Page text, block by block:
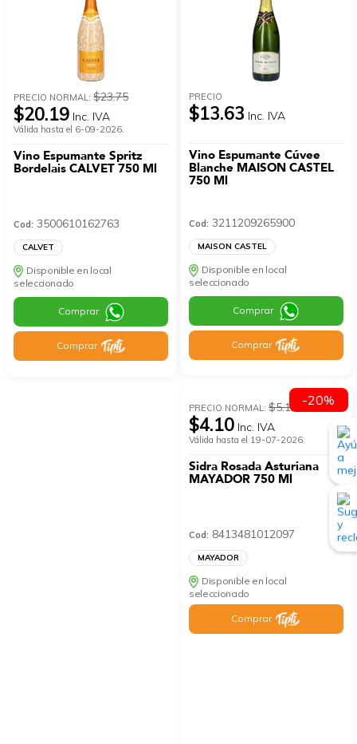
PRECIO NORMAL:$23.75
$20.19 Inc. IVA
Válida hasta el 6-09-2026.
Vino Espumante Spritz
Bordelais CALVET 750 Ml
Cod: 3500610162763
CALVET
Disponible en local
seleccionado
Comprar
Comprar
PRECIO
$13.63 Inc. IVA
Vino Espumante Cúvee
Blanche MAISON CASTEL
750 Ml
Cod: 3211209265900
MAISON CASTEL
Disponible en local
seleccionado
Comprar
Comprar
PRECIO NORMAL:$5.12
$4.10 Inc. IVA
Válida hasta el 19-07-2026.
Sidra Rosada Asturiana
MAYADOR 750 Ml
Cod: 8413481012097
MAYADOR
Disponible en local
seleccionado
Comprar
-20%